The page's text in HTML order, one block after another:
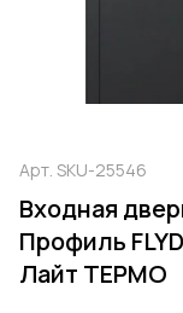
Арт. SKU-25546
Входная
Профиль
Лайт ТЕРМО